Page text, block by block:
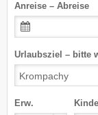
Anreise – Abreise
Urlaubsziel – bitte
Erw.